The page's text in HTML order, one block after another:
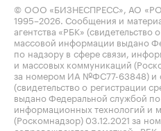
© ООО «БИЗНЕСПРЕСС», АО
1995–2026 . Сообщения и
агентства «РБК» (свидетельство
массовой информации выдано
по надзору в сфере связи,
и массовых коммуникаций
за номером ИА №ФС77-63848) и
(свидетельство о регистрации
выдано Федеральной службой по
информационных технологий и
(Роскомнадзор) 03.12.2021 за